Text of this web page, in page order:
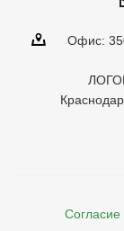
Офис: